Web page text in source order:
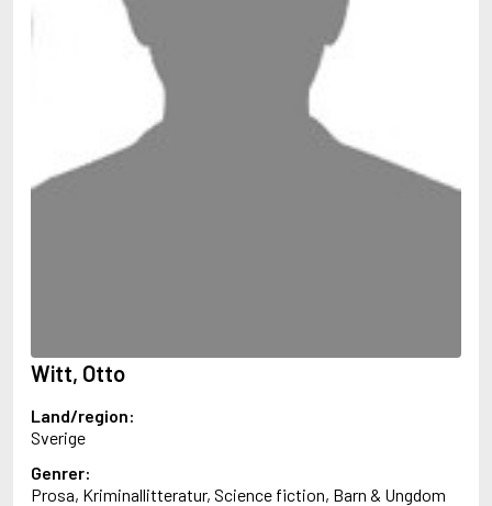
Abish, Walter
Aboulela, Leila
Abrahams, Peter (f. 1919)
Abrahams, Peter (f. 1947)
Abrahamson, Emmy
Abu-Jaber, Diana
Abulhawa, Susan
Aburas, Lone
Adamov, Arthur
Adams, Douglas
Adams, Jane
Adams, Richard
Adbåge, Emma
Adbåge, Lisen
Witt, Otto
Land/region:
Sverige
Genrer:
Prosa, Kriminallitteratur, Science fiction, Barn & Ungdom